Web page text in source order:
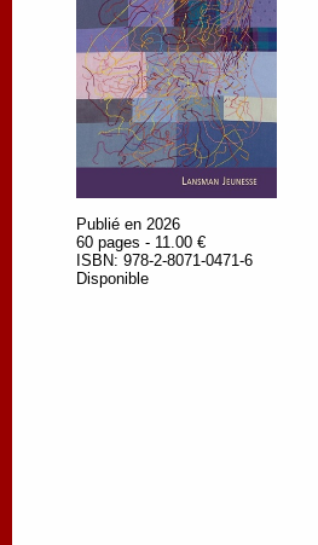
Publié en 2026
60 pages - 11.00 €
ISBN: 978-2-8071-0471-6
Disponible